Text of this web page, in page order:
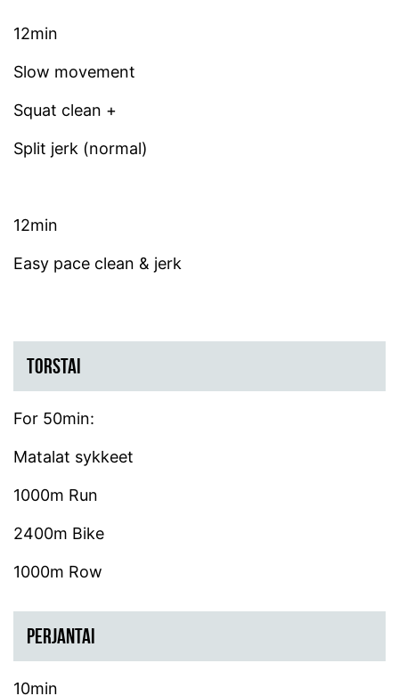
12min
Slow movement
Squat clean +
Split jerk (normal)
12min
Easy pace clean & jerk
TORSTAI
For 50min:
Matalat sykkeet
1000m Run
2400m Bike
1000m Row
PERJANTAI
10min